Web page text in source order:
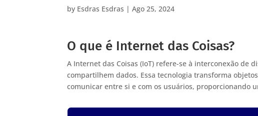
by Esdras Esdras |Ago 25, 2024
O que é Internet das Coisas?
A Internet das Coisas (IoT) refere-se à interconexão
compartilhem dados. Essa tecnologia transforma
comunicar entre si e com os usuários, proporcionando